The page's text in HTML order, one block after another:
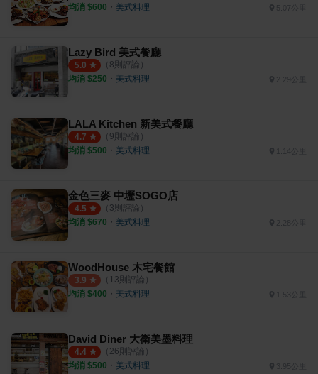
均消 $600 ・ 美式料理 5.07公里
Lazy Bird 美式餐廳
5.0 （ 8則評論）
均消 $250 ・ 美式料理
LALA Kitchen 新美式餐廳
4.7 （ 9則評論）
均消 $500 ・ 美式料理 1.14公里
金色三麥 中壢SOGO店
4.5 （ 3則評論）
均消 $670 ・ 美式料理
WoodHouse 木宅餐館
3.9 （ 13則評論）
均消 $400 ・ 美式料理 1.53公里
David Diner 大衛美墨料理
4.4 （ 26則評論）
均消 $500 ・ 美式料理 3.95公里